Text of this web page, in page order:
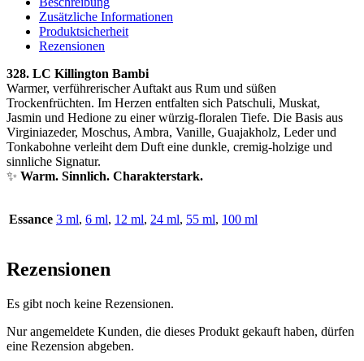
Zusätzliche Informationen
Produktsicherheit
Rezensionen
328. LC Killington Bambi
Warmer, verführerischer Auftakt aus Rum und süßen
Trockenfrüchten. Im Herzen entfalten sich Patschuli, Muskat,
Jasmin und Hedione zu einer würzig-floralen Tiefe. Die Basis aus
Virginiazeder, Moschus, Ambra, Vanille, Guajakholz, Leder und
Tonkabohne verleiht dem Duft eine dunkle, cremig-holzige und
sinnliche Signatur.
✨ Warm. Sinnlich. Charakterstark.
Essance 3 ml, 6 ml, 12 ml, 24 ml, 55 ml, 100 ml
Rezensionen
Es gibt noch keine Rezensionen.
Nur angemeldete Kunden, die dieses Produkt gekauft haben, dürfen
eine Rezension abgeben.